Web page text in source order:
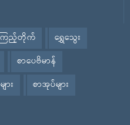
ြည့်တိုက်
ရွှေသွေး
စာပေဗိမာန်
ား
စာအုပ်များ